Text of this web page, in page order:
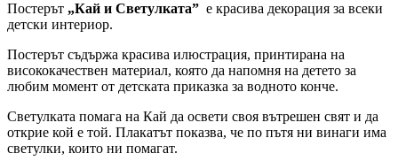
Постерът „Кай и Светулката” е красива декорация за всеки
детски интериор.
Постерът съдържа красива илюстрация, принтирана на
висококачествен материал, която да напомня на детето за
любим момент от детската приказка за водното конче.
Светулката помага на Кай да освети своя вътрешен свят и да
открие кой е той. Плакатът показва, че по пътя ни винаги има
светулки, които ни помагат.